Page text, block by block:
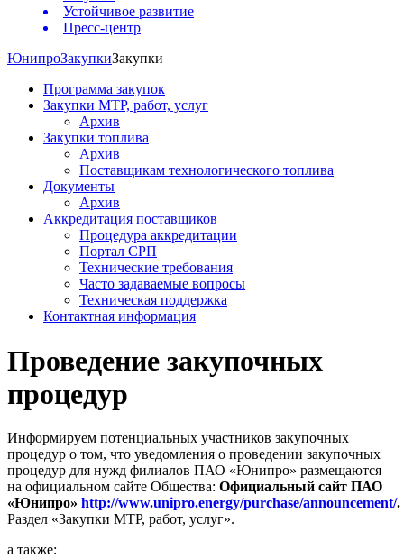
Устойчивое развитие
Пресс-центр
ЮнипроЗакупкиЗакупки
Программа закупок
Закупки МТР, работ, услуг
Архив
Закупки топлива
Архив
Поставщикам технологического топлива
Документы
Архив
Аккредитация поставщиков
Процедура аккредитации
Портал СРП
Технические требования
Часто задаваемые вопросы
Техническая поддержка
Контактная информация
Проведение закупочных
процедур
Информируем потенциальных участников закупочных
процедур о том, что уведомления о проведении закупочных
процедур для нужд филиалов ПАО «Юнипро» размещаются
на официальном сайте Общества: Официальный сайт ПАО
«Юнипро» http://www.unipro.energy/purchase/announcement/.
Раздел «Закупки МТР, работ, услуг».
а также: